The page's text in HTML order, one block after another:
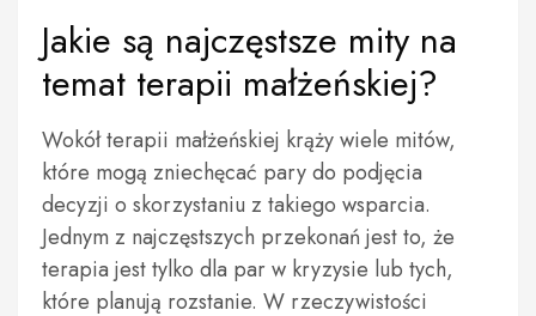
Jakie są najczęstsze mity na
temat terapii małżeńskiej?
Wokół terapii małżeńskiej krąży wiele mitów,
które mogą zniechęcać pary do podjęcia
decyzji o skorzystaniu z takiego wsparcia.
Jednym z najczęstszych przekonań jest to, że
terapia jest tylko dla par w kryzysie lub tych,
które planują rozstanie. W rzeczywistości